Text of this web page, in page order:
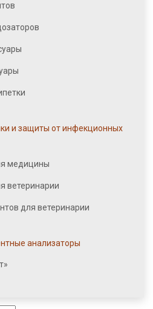
и защиты от инфекционных
медицины
ветеринарии
для ветеринарии
анализаторы